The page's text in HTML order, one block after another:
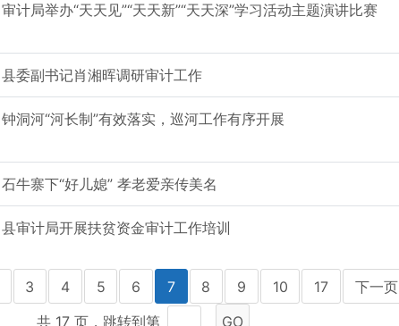
审计局举办“天天见”“天天新”“天天深”学习活动主题演讲比赛
县委副书记肖湘晖调研审计工作
钟洞河“河长制”有效落实，巡河工作有序开展
石牛寨下“好儿媳” 孝老爱亲传美名
县审计局开展扶贫资金审计工作培训
3 4 5 6 7 8 9 10 17 下一页
共 17 页，跳转到第 GO